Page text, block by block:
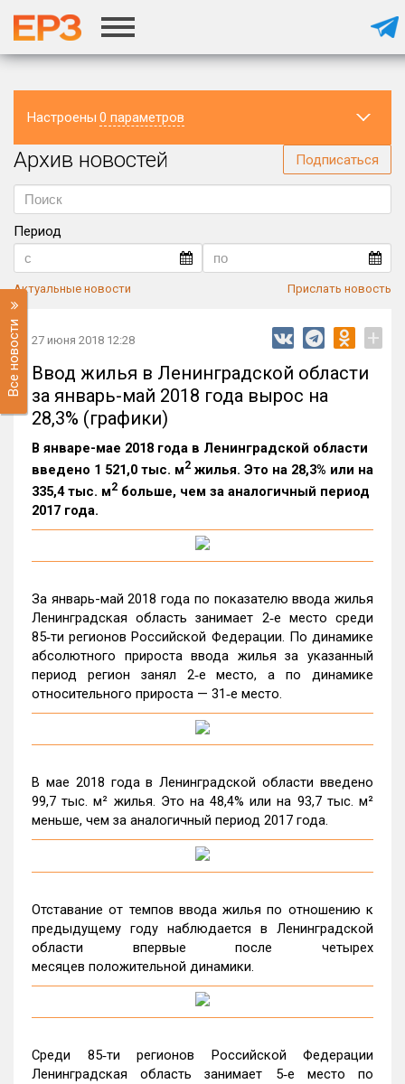
Настроены 0 параметров
Регион
Архив новостей Подписаться
Период
Актуальные новости Прислать новость
Все новости 27 июня 2018 12:28 +
Ввод жилья в Ленинградской области
за январь-май 2018 года вырос на
28,3% (графики)
В январе-мае 2018 года в Ленинградской области
введено 1 521,0 тыс. м2 жилья. Это на 28,3% или на
335,4 тыс. м2 больше, чем за аналогичный период
2017 года.
За январь-май 2018 года по показателю ввода жилья
Ленинградская область занимает 2‑е место среди
85‑ти регионов Российской Федерации. По динамике
абсолютного прироста ввода жилья за указанный
период регион занял 2‑е место, а по динамике
относительного прироста — 31‑е место.
В мае 2018 года в Ленинградской области введено
99,7 тыс. м² жилья. Это на 48,4% или на 93,7 тыс. м²
меньше, чем за аналогичный период 2017 года.
Отставание от темпов ввода жилья по отношению к
предыдущему году наблюдается в Ленинградской
области впервые после четырех
месяцев положительной динамики.
Среди 85‑ти регионов Российской Федерации
Ленинградская область занимает 5‑е место по